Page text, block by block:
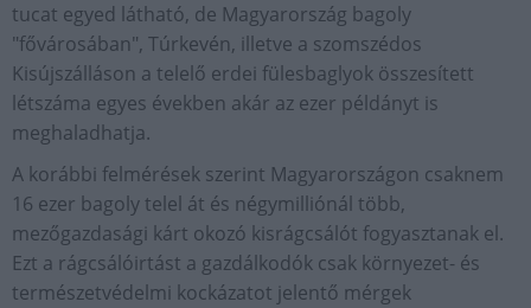
tucat egyed látható, de Magyarország bagoly
"fővárosában", Túrkevén, illetve a szomszédos
Kisújszálláson a telelő erdei fülesbaglyok összesített
létszáma egyes években akár az ezer példányt is
meghaladhatja.
A korábbi felmérések szerint Magyarországon csaknem
16 ezer bagoly telel át és négymilliónál több,
mezőgazdasági kárt okozó kisrágcsálót fogyasztanak el.
Ezt a rágcsálóirtást a gazdálkodók csak környezet- és
természetvédelmi kockázatot jelentő mérgek